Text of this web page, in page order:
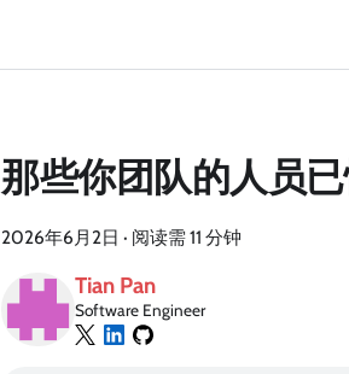
那些你团队的人员
2026年6月2日 · 阅读需 11 分钟
Tian Pan
Software Engineer